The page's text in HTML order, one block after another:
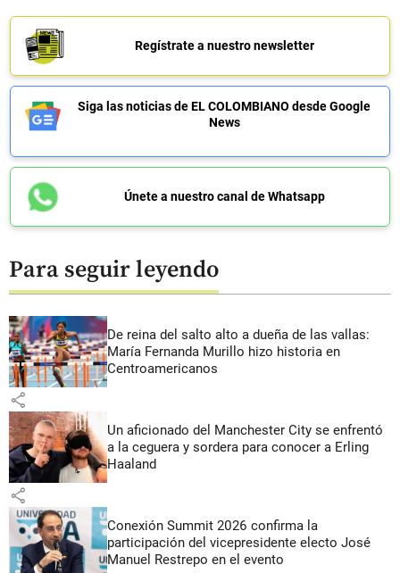
Regístrate a nuestro newsletter
Siga las noticias de EL COLOMBIANO desde Google
News
Únete a nuestro canal de Whatsapp
Para seguir leyendo
De reina del salto alto a dueña de las vallas:
María Fernanda Murillo hizo historia en
Centroamericanos
share
Un aficionado del Manchester City se enfrentó
a la ceguera y sordera para conocer a Erling
Haaland
share
Conexión Summit 2026 confirma la
participación del vicepresidente electo José
Manuel Restrepo en el evento